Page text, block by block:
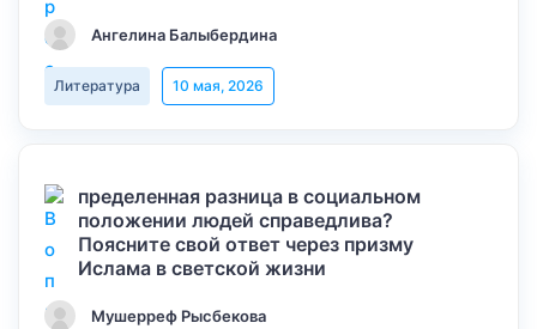
Ангелина Балыбердина
Литература 10 мая, 2026
пределенная разница в социальном
положении людей справедлива?
Поясните свой ответ через призму
Ислама в светской жизни
Мушерреф Рысбекова